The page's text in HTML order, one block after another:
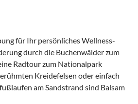
für Ihr persönliches Wellness-
durch die Buchenwälder zum
Radtour zum Nationalpark
Kreidefelsen oder einfach
am Sandstrand sind Balsam